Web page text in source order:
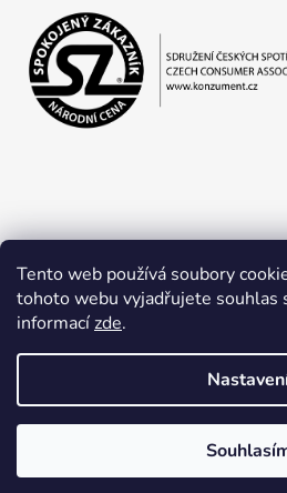
Tento web používá soubory
tohoto webu vyjadřujete souhlas
informacízde.
Obchodní podmínky
Vytvořil
Copyright 2026Jan Lapčík.